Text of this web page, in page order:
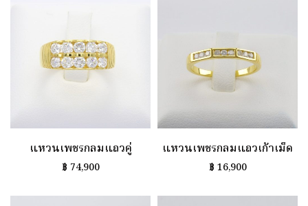
แหวนเพชรกลมแถวคู่
฿ 74,900
แหวนเพชรกลมแถวเก้าเม็ด
฿ 16,900